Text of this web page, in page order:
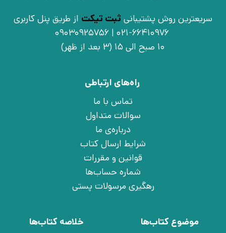
سریعترین روش پشتیبانی ثبت تیکت از طریق پنل کاربری
021-66410976 | 09030925756
10 صبح الی 15 (3 بعد از ظهر)
راه‌های ارتباطی
تماس با ما
سوالات متداول
درباره‌ی ما
شرایط ارسال کتاب
قوانین و مقررات
شماره حساب‌ها
رهگیری مرسولات پستی
موضوع کتاب‌ها
خلاصه کتاب‌ها